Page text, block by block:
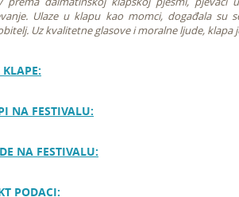
Ulaze u klapu kao momci, događala su
Uz kvalitetne glasove i moralne ljude, klapa
KLAPE:
NA FESTIVALU:
NA FESTIVALU:
PODACI: